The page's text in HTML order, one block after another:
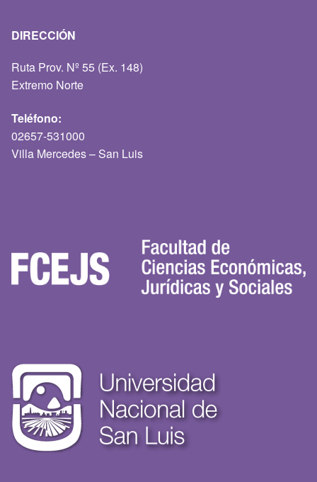
DIRECCIÓN
Ruta Prov. Nº 55 (Ex. 148)
Extremo Norte
Teléfono:
02657-531000
Villa Mercedes – San Luis